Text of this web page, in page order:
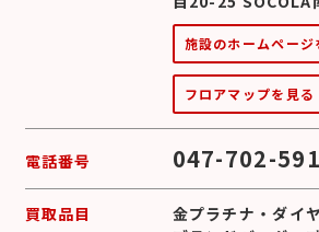
施設のホームページ
フロアマップを見る
電話番号 047-702-
買取品目 金プラチナ ・ダイ